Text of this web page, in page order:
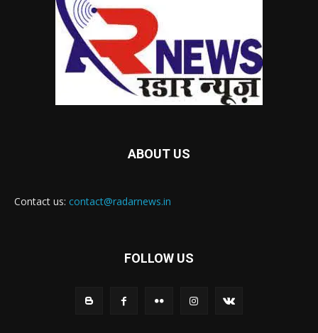
ABOUT US
Contact us: contact@radarnews.in
FOLLOW US